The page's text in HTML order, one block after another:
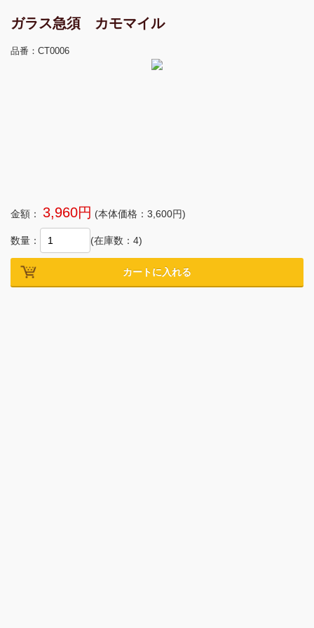
ガラス急須 カモマイル
品番：CT0006
金額： 3,960円 (本体価格：3,600円)
数量： (在庫数： 4)